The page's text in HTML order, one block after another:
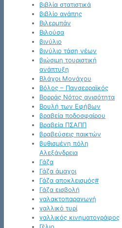
βιβλία στατιστικά
βιβλίο αγάπης
Βιλερμπάν
Βιλούσα
βινύλιο
βινύλιο τάση νέων
βιώσιμη τουριστική
ανάπτυξη
Βλάχοι Μονάχου
Βόλος – Πανσερραϊκός
Βορράς Νότος ανισότητα
Βουλή των Εφήβων
βραβεία ποδοσφαίρου
Βραβεία ΠΣΑΠΠ
βραβεύσεις παικτών
βυθισμένη πόλη
Αλεξάνδρεια
Γάζα
Γάζα άμαχοι
Γάζα αποκλεισμός#
Γάζα εισβολή
γαλακτοπαραγωγή
γαλλικό τυρί
γαλλικός κινηματογράφος